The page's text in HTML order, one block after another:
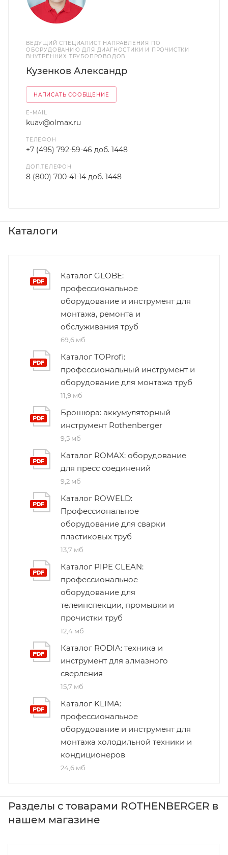
ВЕДУЩИЙ СПЕЦИАЛИСТ НАПРАВЛЕНИЯ ПО
ОБОРУДОВАНИЮ ДЛЯ ДИАГНОСТИКИ И ПРОЧИСТКИ
ВНУТРЕННИХ ТРУБОПРОВОДОВ
Кузенков Александр
НАПИСАТЬ СООБЩЕНИЕ
E-MAIL
kuav@olmax.ru
ТЕЛЕФОН
+7 (495) 792-59-46 доб. 1448
ДОП.ТЕЛЕФОН
8 (800) 700-41-14 доб. 1448
Каталоги
Каталог GLOBE:
профессиональное
оборудование и инструмент для
монтажа, ремонта и
обслуживания труб
69,6 мб
Каталог TOProfi:
профессиональный инструмент и
оборудование для монтажа труб
11,9 мб
Брошюра: аккумуляторный
инструмент Rothenberger
9,5 мб
Каталог ROMAX: оборудование
для пресс соединений
9,2 мб
Каталог ROWELD:
Профессиональное
оборудование для сварки
пластиковых труб
13,7 мб
Каталог PIPE CLEAN:
профессиональное
оборудование для
телеинспекции, промывки и
прочистки труб
12,4 мб
Каталог RODIA: техника и
инструмент для алмазного
сверления
15,7 мб
Каталог KLIMA:
профессиональное
оборудование и инструмент для
монтажа холодильной техники и
кондиционеров
24,6 мб
Разделы с товарами ROTHENBERGER в
нашем магазине